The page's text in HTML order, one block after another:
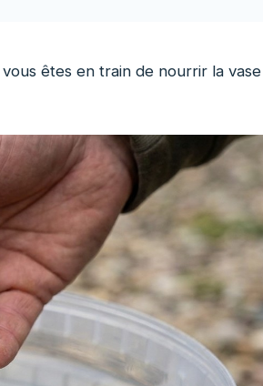
êtes en train de nourrir la vase